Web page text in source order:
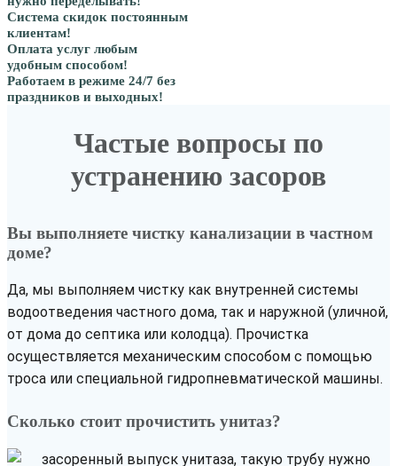
Система скидок постоянным
клиентам!
Оплата услуг любым
удобным способом!
Работаем в режиме 24/7 без
праздников и выходных!
Частые вопросы по
устранению засоров
Вы выполняете чистку канализации в частном
доме?
Да, мы выполняем чистку как внутренней системы
водоотведения частного дома, так и наружной (уличной,
от дома до септика или колодца). Прочистка
осуществляется механическим способом с помощью
троса или специальной гидропневматической машины.
Сколько стоит прочистить унитаз?